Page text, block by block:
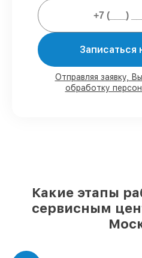
Мы гарантируем:
работ с
парогенераторов
доступны для
Оригинальные
Записаться
Отправляя заявку,
обработку
Какие этапы
сервисным